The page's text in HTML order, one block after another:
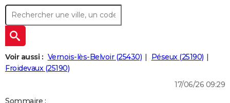
Retraite
Impôts
Epargne
Immobilier
Risques naturels par ville
Banque
Assurance
CréditAUTO
Essais
Réserver un essai
Citadines
Berlines
SUV
Forum auto
+HIGH-TECH
Mobiles
Meilleur smartphone
Internet
Ordinateurs
Jeux vidéo
Guide high-tech
+
BRICOLAGE
Forum
Aménagement intérieur
Extérieur
Cuisine
Salle de bains
Jardinage
Rangement
+
LIFESTYLE
Voir aussi : Vernois-lès-Belvoir (25430)
Péseux (25190)
Froidevaux (25190)
17/06/26 09:29
Sommaire :